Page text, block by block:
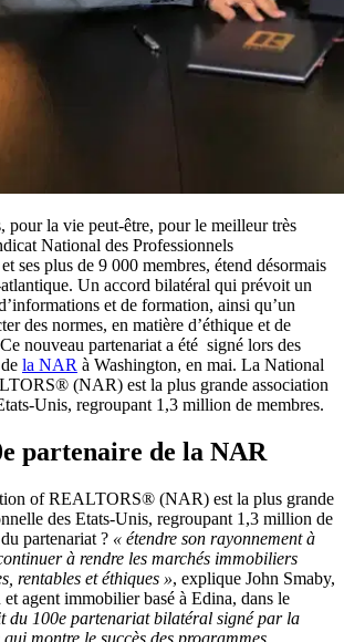
pour la vie peut-être, pour le meilleur très
National des Professionnels
et ses plus de 9 000 membres, étend désormais
Un accord bilatéral qui prévoit un
et de formation, ainsi qu’un
des normes, en matière d’éthique et de
nouveau partenariat a été signé lors des
la NAR à Washington, en mai. La National
(NAR) est la plus grande association
Unis, regroupant 1,3 million de membres.
partenaire de la NAR
of REALTORS® (NAR) est la plus grande
des Etats-Unis, regroupant 1,3 million de
partenariat ? « étendre son rayonnement à
à rendre les marchés immobiliers
rentables et éthiques », explique John Smaby,
agent immobilier basé à Edina, dans le
du 100e partenariat bilatéral signé par la
qui montre le succès des programmes